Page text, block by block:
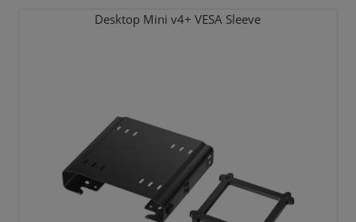
Desktop Mini v4+ VESA Sleeve